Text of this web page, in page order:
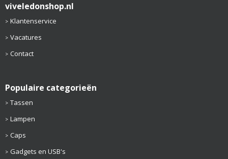
viveledonshop.nl
Klantenservice
Vacatures
Contact
Populaire categorieën
Tassen
Lampen
Caps
Gadgets en USB's